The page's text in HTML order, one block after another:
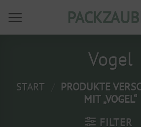
Inhalt
Vogel
START
PRODUKTE
MIT „VOGEL“
FILTER